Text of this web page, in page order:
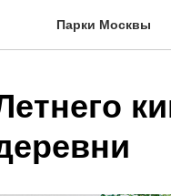
Парки Москвы